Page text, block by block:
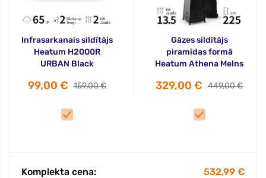
Infrasarkanais sildītājs
Heatum H2000R
URBAN Black
99,00 € 159,00 €
Gāzes sildītājs
piramīdas formā
Heatum Athena Melns
329,00 € 449,00 €
Komplekta cena: 532,99 €